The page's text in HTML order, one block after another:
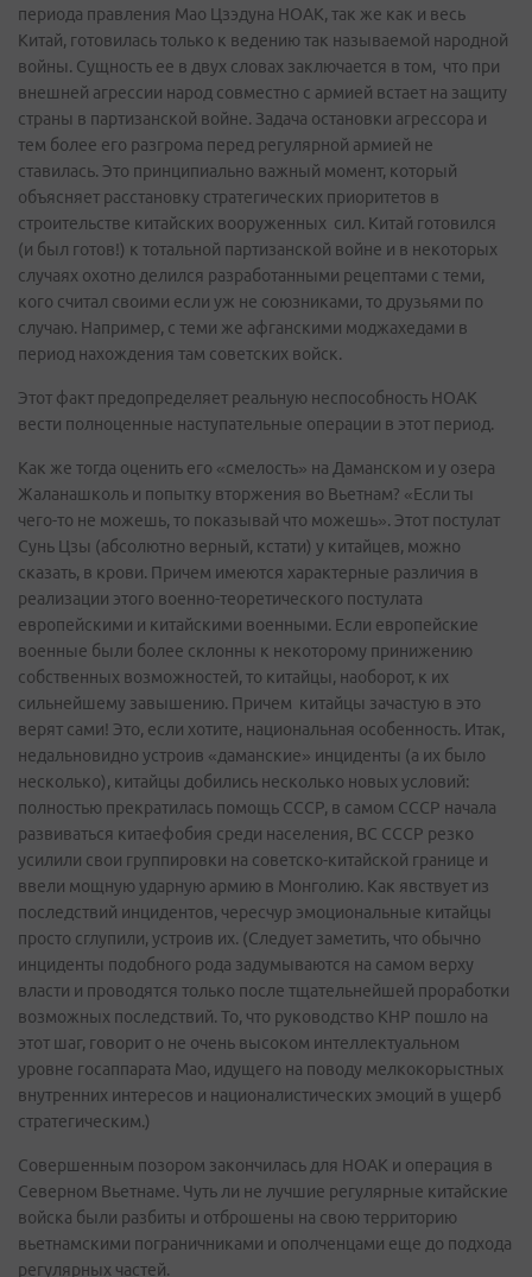
периода правления Мао Цзэдуна НОАК, так же как и весь
Китай, готовилась только к ведению так называемой народной
войны. Сущность ее в двух словах заключается в том, что при
внешней агрессии народ совместно с армией встает на защиту
страны в партизанской войне. Задача остановки агрессора и
тем более его разгрома перед регулярной армией не
ставилась. Это принципиально важный момент, который
объясняет расстановку стратегических приоритетов в
строительстве китайских вооруженных сил. Китай готовился
(и был готов!) к тотальной партизанской войне и в некоторых
случаях охотно делился разработанными рецептами с теми,
кого считал своими если уж не союзниками, то друзьями по
случаю. Например, с теми же афганскими моджахедами в
период нахождения там советских войск.
Этот факт предопределяет реальную неспособность НОАК
вести полноценные наступательные операции в этот период.
Как же тогда оценить его «смелость» на Даманском и у озера
Жаланашколь и попытку вторжения во Вьетнам? «Если ты
чего-то не можешь, то показывай что можешь». Этот постулат
Сунь Цзы (абсолютно верный, кстати) у китайцев, можно
сказать, в крови. Причем имеются характерные различия в
реализации этого военно-теоретического постулата
европейскими и китайскими военными. Если европейские
военные были более склонны к некоторому принижению
собственных возможностей, то китайцы, наоборот, к их
сильнейшему завышению. Причем китайцы зачастую в это
верят сами! Это, если хотите, национальная особенность. Итак,
недальновидно устроив «даманские» инциденты (а их было
несколько), китайцы добились несколько новых условий:
полностью прекратилась помощь СССР, в самом СССР начала
развиваться китаефобия среди населения, ВС СССР резко
усилили свои группировки на советско-китайской границе и
ввели мощную ударную армию в Монголию. Как явствует из
последствий инцидентов, чересчур эмоциональные китайцы
просто сглупили, устроив их. (Следует заметить, что обычно
инциденты подобного рода задумываются на самом верху
власти и проводятся только после тщательнейшей проработки
возможных последствий. То, что руководство КНР пошло на
этот шаг, говорит о не очень высоком интеллектуальном
уровне госаппарата Мао, идущего на поводу мелкокорыстных
внутренних интересов и националистических эмоций в ущерб
стратегическим.)
Совершенным позором закончилась для НОАК и операция в
Северном Вьетнаме. Чуть ли не лучшие регулярные китайские
войска были разбиты и отброшены на свою территорию
вьетнамскими пограничниками и ополченцами еще до подхода
регулярных частей.